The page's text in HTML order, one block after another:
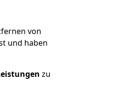
von
und haben
zu